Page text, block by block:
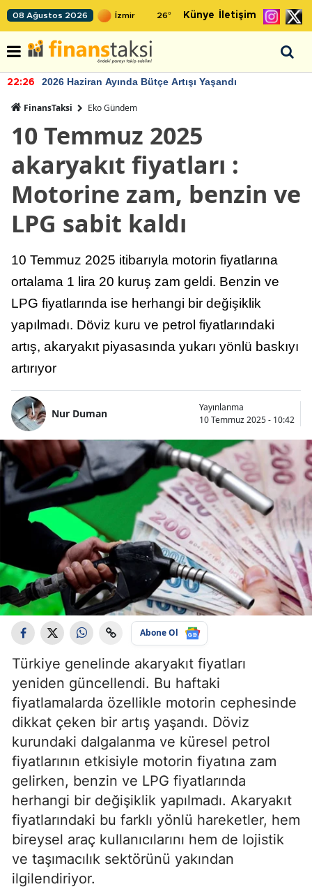
08 Ağustos 2026 26° Künye İletişim
22:26 2026 Haziran Ayında Bütçe Artışı Yaşandı
FinansTaksi Eko Gündem
10 Temmuz 2025
akaryakıt fiyatları :
Motorine zam, benzin ve
LPG sabit kaldı
10 Temmuz 2025 itibarıyla motorin fiyatlarına
ortalama 1 lira 20 kuruş zam geldi. Benzin ve
LPG fiyatlarında ise herhangi bir değişiklik
yapılmadı. Döviz kuru ve petrol fiyatlarındaki
artış, akaryakıt piyasasında yukarı yönlü baskıyı
artırıyor
Nur Duman
Yayınlanma
10 Temmuz 2025 - 10:42
Abone Ol
Türkiye genelinde akaryakıt fiyatları
yeniden güncellendi. Bu haftaki
fiyatlamalarda özellikle motorin cephesinde
dikkat çeken bir artış yaşandı. Döviz
kurundaki dalgalanma ve küresel petrol
fiyatlarının etkisiyle motorin fiyatına zam
gelirken, benzin ve LPG fiyatlarında
herhangi bir değişiklik yapılmadı. Akaryakıt
fiyatlarındaki bu farklı yönlü hareketler, hem
bireysel araç kullanıcılarını hem de lojistik
ve taşımacılık sektörünü yakından
ilgilendiriyor.